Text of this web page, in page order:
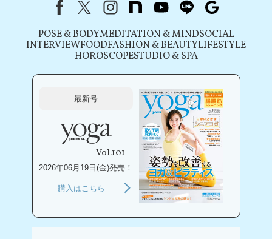
FacebookX（旧Twitter）
instagram
note youtubeline
POSE & BODYMEDITATION & MINDSOCIAL
INTERVIEWFOODFASHION & BEAUTYLIFESTYLE
HOROSCOPESTUDIO & SPA
最新号
Vol.101
2026年06月19日(金)発売！
購入はこちら